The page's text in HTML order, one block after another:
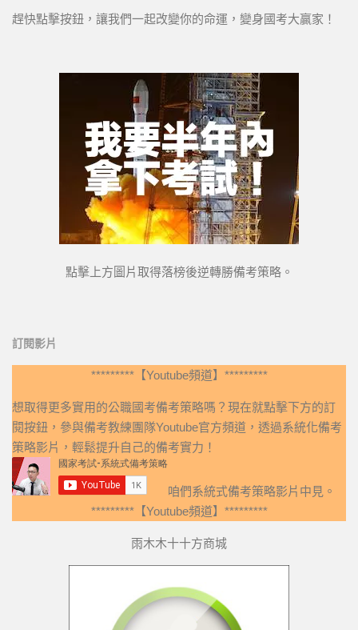
趕快點擊按鈕，讓我們一起改變你的命運，變身國考大贏家！
點擊上方圖片取得落榜後逆轉勝備考策略。
訂閱影片
*********【Youtube頻道】*********
想取得更多實用的公職國考備考策略嗎？現在就點擊下方的訂
閱按鈕，參與備考教練團隊Youtube官方頻道，透過系統化備考
策略影片，輕鬆提升自己的備考實力！
咱們系統式備考策略影片中見。
*********【Youtube頻道】*********
雨木木十十方商城